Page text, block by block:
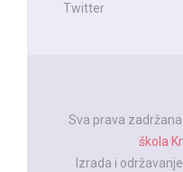
Twitter
Sva prava
škola
Izrada i održavanje